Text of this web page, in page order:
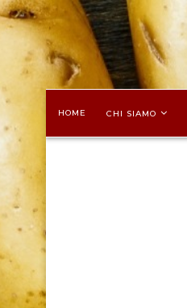
HOME CHI SIAMO